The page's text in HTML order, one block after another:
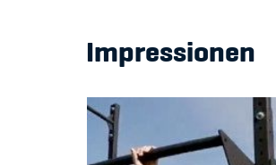
Impressionen